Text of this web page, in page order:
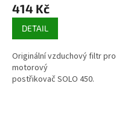
414 Kč
DETAIL
Originální vzduchový filtr pro
motorový
postřikovač SOLO 450.